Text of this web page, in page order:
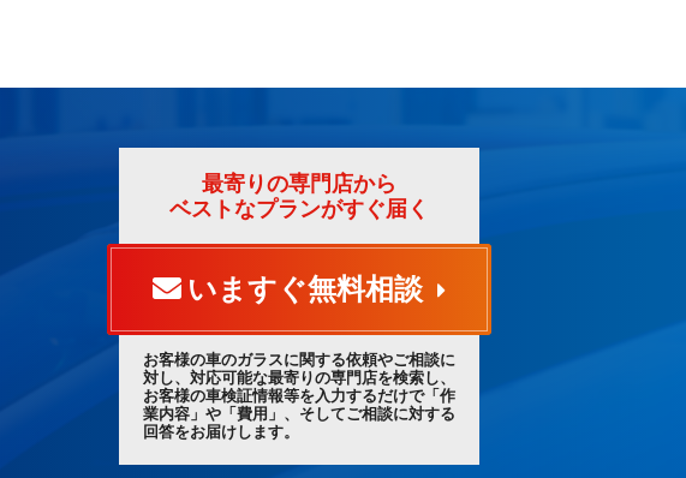
最寄りの専門店から
ベストなプランがすぐ届く
いますぐ無料相談
お客様の車のガラスに関する依頼やご相談に
対し、対応可能な最寄りの専門店を検索し、
お客様の車検証情報等を入力するだけで「作
業内容」や「費用」、そしてご相談に対する
回答をお届けします。